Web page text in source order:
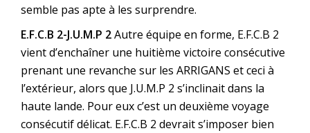
semble pas apte à les surprendre.
E.F.C.B 2-J.U.M.P 2Autre équipe en forme, E.F.C.B 2
vient d’enchaîner une huitième victoire consécutive
prenant une revanche sur les ARRIGANS et ceci à
l’extérieur, alors que J.U.M.P 2 s’inclinait dans la
haute lande. Pour eux c’est un deuxième voyage
consécutif délicat. E.F.C.B 2 devrait s’imposer bien